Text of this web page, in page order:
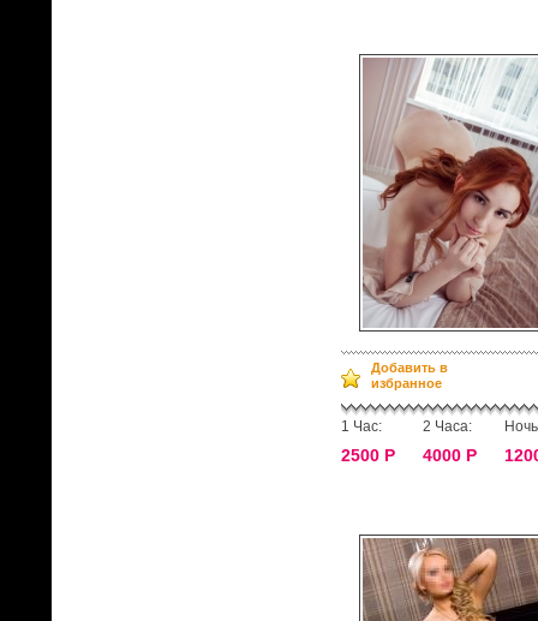
Добавить в
избранное
1 Час:
2500 Р
2 Часа:
4000 Р